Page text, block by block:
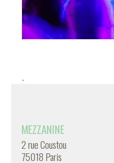
-
MEZZANINE
2 rue Coustou
75018 Paris